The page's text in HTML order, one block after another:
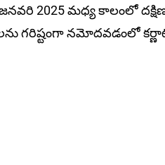
2025 మధ్య కాలంలో
గరిష్టంగా న‌మోద‌వడంలో